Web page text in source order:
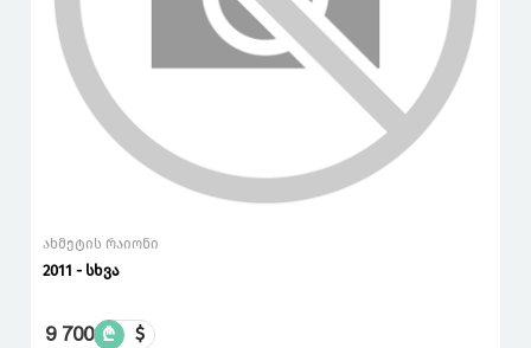
ახმეტის რაიონი
2011 - სხვა
9 700 ₾ $